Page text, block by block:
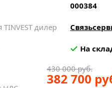
000384
дилер
На
430 000 руб.
382 700